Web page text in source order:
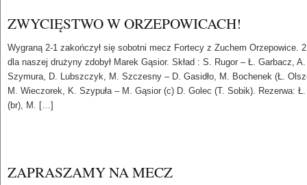
ZWYCIĘSTWO W ORZEPOWICACH!
Wygraną 2-1 zakończył się sobotni mecz Fortecy z Zuchem Orzepowice.
dla naszej drużyny zdobył Marek Gąsior. Skład : S. Rugor – Ł. Garbacz, A.
Szymura, D. Lubszczyk, M. Szczesny – D. Gasidło, M. Bochenek (Ł.
M. Wieczorek, K. Szypuła – M. Gąsior (c) D. Golec (T. Sobik). Rezerwa: Ł.
(br), M. […]
ZAPRASZAMY NA MECZ